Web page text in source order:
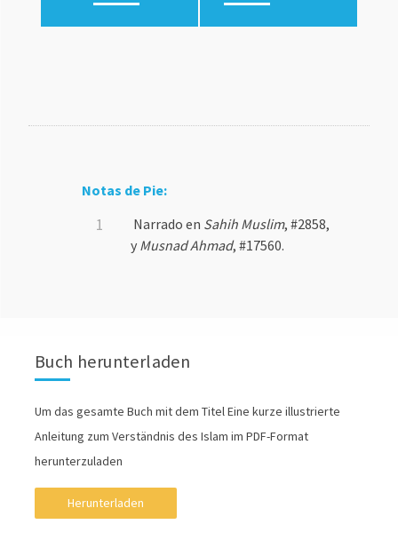
Notas de Pie:
Narrado en Sahih Muslim, #2858,
y Musnad Ahmad, #17560.
Buch herunterladen
Um das gesamte Buch mit dem Titel Eine kurze illustrierte
Anleitung zum Verständnis des Islam im PDF-Format
herunterzuladen
Herunterladen